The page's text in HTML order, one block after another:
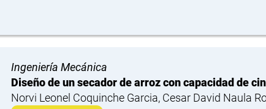
Ingeniería Mecánica
Diseño de un secador de arroz con capacidad de
Norvi Leonel Coquinche Garcia, Cesar David Naula